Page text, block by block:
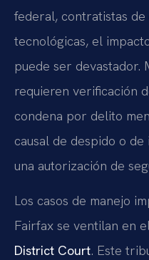
federal, contratistas de
tecnológicas, el
puede ser devastador.
requieren verificación
condena por delito
causal de despido o
una autorización de
Los casos de manejo
Fairfax se ventilan en
District Court. Este